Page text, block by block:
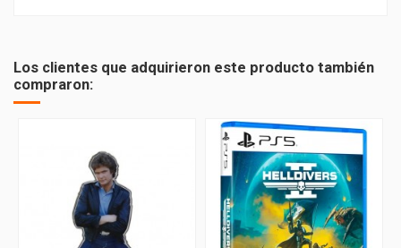
Los clientes que adquirieron este producto también
compraron: